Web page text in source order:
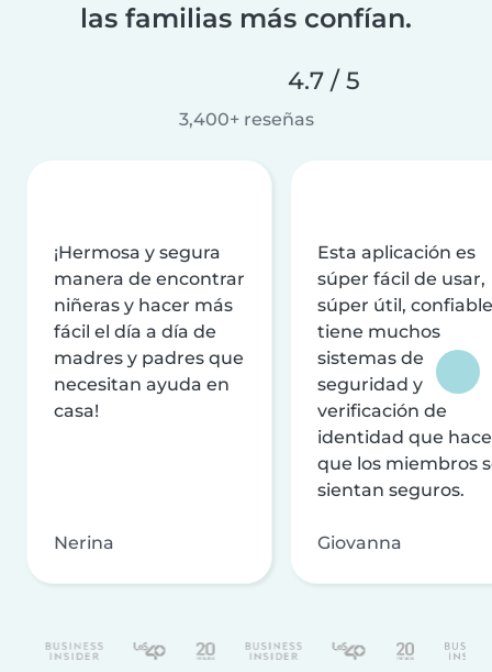
las familias más confían.
4.7 / 5
3,400+ reseñas
¡Hermosa y segura
manera de encontrar
niñeras y hacer más
fácil el día a día de
madres y padres que
necesitan ayuda en
casa!
Nerina
Esta aplicación es
súper fácil de usar,
súper útil,
tiene muchos
sistemas de
seguridad y
verificación de
identidad que
que los miembros
sientan seguros.
Giovanna